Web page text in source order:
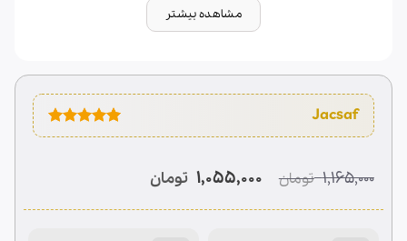
مشاهده بیشتر
امتیازدهی
1
1,165,000 تومان قیمت
اصلی
1,165,000 تومان
1,055,000 تومان قیمت
فعلی
1,055,000 تومان